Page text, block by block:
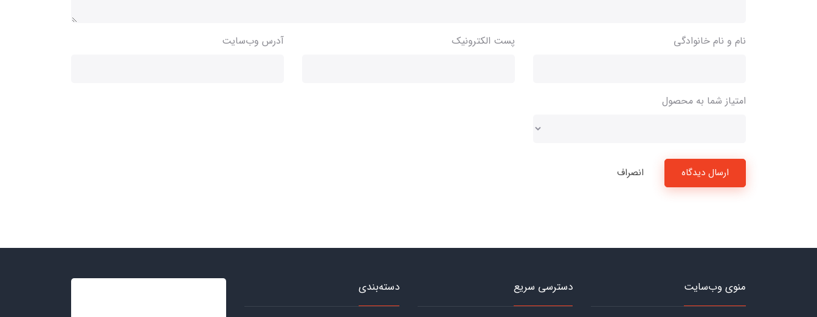
نام و نام خانوادگی پست الکترونیک آدرس وب‌سایت
امتیاز شما به محصول
ارسال دیدگاه انصراف
منوی وب‌سایت دسترسی سریع دسته‌بندی